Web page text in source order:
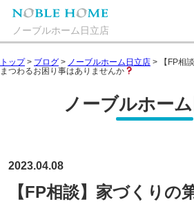
ノーブルホーム日立店
トップ> ブログ > ノーブルホーム日立店 > 【FP相
まつわるお困り事はありませんか
ノーブルホー
2023.04.08
【FP相談】家づくりの